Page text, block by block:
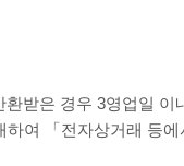
받은 경우 3영업일
여 「전자상거래 등